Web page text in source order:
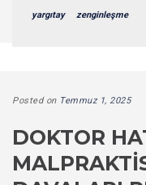
yargıtay zenginleşme
Posted on Temmuz 1, 2025
DOKTOR